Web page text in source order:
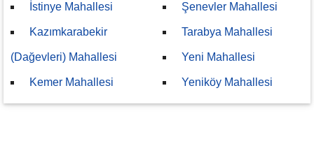
İstinye Mahallesi
Kazımkarabekir
(Dağevleri) Mahallesi
Kemer Mahallesi
Şenevler Mahallesi
Tarabya Mahallesi
Yeni Mahallesi
Yeniköy Mahallesi